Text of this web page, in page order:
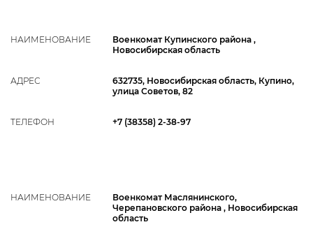
НАИМЕНОВАНИЕ
Военкомат Купинского района ,
Новосибирская область
АДРЕС
632735, Новосибирская область, Купино,
улица Советов, 82
ТЕЛЕФОН +7 (38358) 2-38-97
НАИМЕНОВАНИЕ
Военкомат Маслянинского,
Черепановского района , Новосибирская
область